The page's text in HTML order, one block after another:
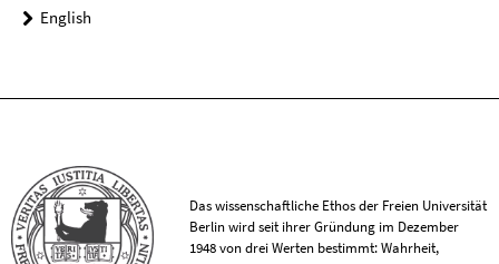
English
Das wissenschaftliche Ethos der Freien Universität
Berlin wird seit ihrer Gründung im Dezember
1948 von drei Werten bestimmt: Wahrheit,